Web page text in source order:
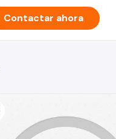
Contactar ahora